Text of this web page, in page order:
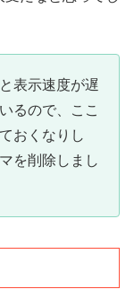
表示速度が遅
るので、ここ
おくなりし
を削除しまし